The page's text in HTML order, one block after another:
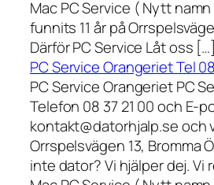
Mac PC Service ( Nytt
funnits 11 år på
Därför PC Service Låt oss […]
PC Service Orangeriet Tel
PC Service Orangeriet PC
Telefon 08 37 21 00 och E-
kontakt@datorhjalp.se och
Orrspelsvägen 13, Bromma
inte dator? Vi hjälper dej. Vi